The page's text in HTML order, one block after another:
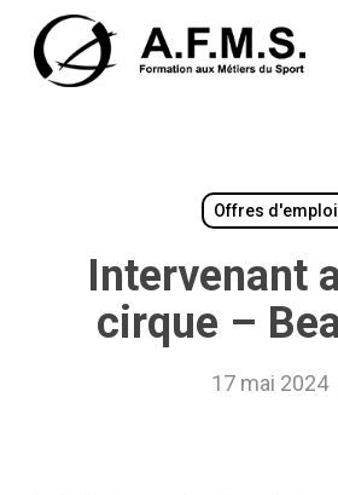
main
content
Offres d'emploi
Intervenant
cirque –
17 mai 2024
Panneau de gestion des cookies